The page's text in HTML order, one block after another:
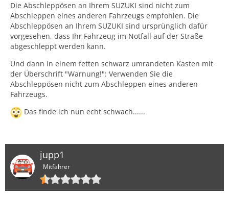
Die Abschleppösen an Ihrem SUZUKI sind nicht zum
Abschleppen eines anderen Fahrzeugs empfohlen. Die
Abschleppösen an Ihrem SUZUKI sind ursprünglich dafür
vorgesehen, dass Ihr Fahrzeug im Notfall auf der Straße
abgeschleppt werden kann.
Und dann in einem fetten schwarz umrandeten Kasten mit
der Überschrift "Warnung!": Verwenden Sie die
Abschleppösen nicht zum Abschleppen eines anderen
Fahrzeugs.
Das finde ich nun echt schwach......
jupp1
Mitfahrer